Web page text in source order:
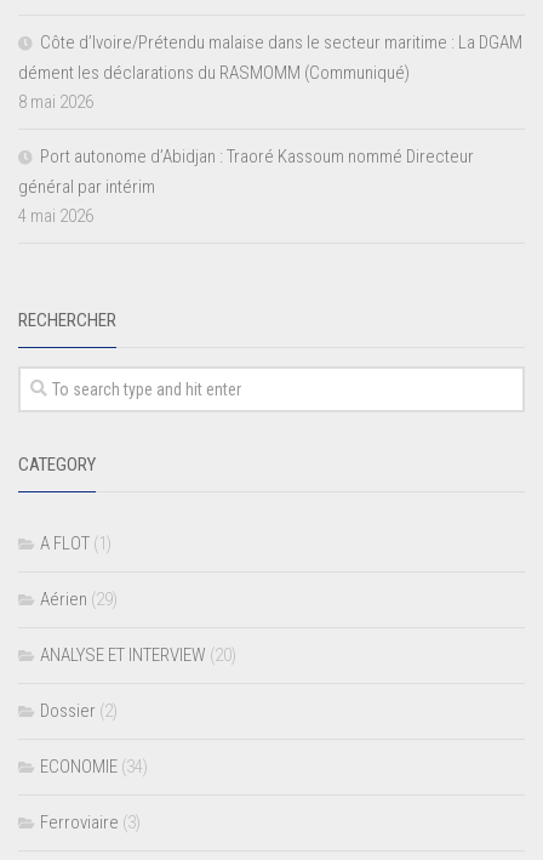
Côte d’Ivoire/Prétendu malaise dans le secteur maritime : La DGAM
dément les déclarations du RASMOMM (Communiqué)
8 mai 2026
Port autonome d’Abidjan : Traoré Kassoum nommé Directeur
général par intérim
4 mai 2026
RECHERCHER
CATEGORY
A FLOT (1)
Aérien (29)
ANALYSE ET INTERVIEW (20)
Dossier (2)
ECONOMIE (34)
Ferroviaire (3)